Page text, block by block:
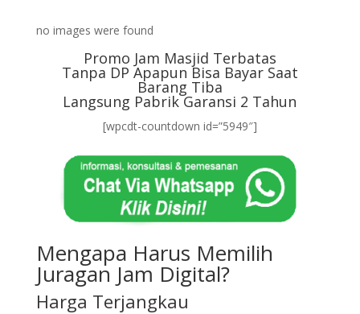
no images were found
Promo Jam Masjid Terbatas
Tanpa DP Apapun Bisa Bayar Saat
Barang Tiba
Langsung Pabrik Garansi 2 Tahun
[wpcdt-countdown id=”5949″]
Mengapa Harus Memilih
Juragan Jam Digital?
Harga Terjangkau